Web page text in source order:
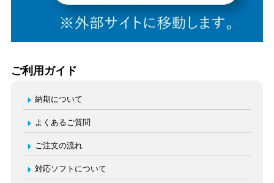
ご利用ガイド
納期について
よくあるご質問
ご注文の流れ
対応ソフトについて